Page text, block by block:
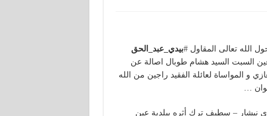
الله تعالى المقاول#بيدي_عبد_الحق
السبت السيد هشام طوبال اصالة عن
و المواساة لعائلة الفقيد راجين من الله
…
نبشار – سطيف ترك أثره ببلدية عين